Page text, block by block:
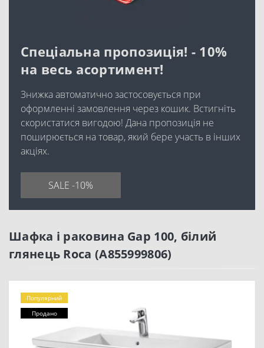
Спеціальна пропозиція! - 10%
на весь асортимент!
Знижка автоматично застосовується при
оформленні замовлення через кошик. Встигніть
скористатися вигодою! Дана пропозиція не
поширюється на товар, який бере участь в інших
акціях.
SALE -10%
Шафка і раковина Gap 100, білий
глянець Roca (A855999806)
Популярний
Продано